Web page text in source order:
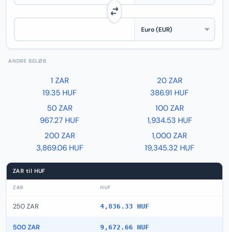
ANDRE BELØB
1 ZAR
19.35 HUF
20 ZAR
386.91 HUF
50 ZAR
967.27 HUF
100 ZAR
1,934.53 HUF
200 ZAR
3,869.06 HUF
1,000 ZAR
19,345.32 HUF
ZAR til HUF
ZAR HUF
250 ZAR 4,836.33 HUF
500 ZAR 9,672.66 HUF